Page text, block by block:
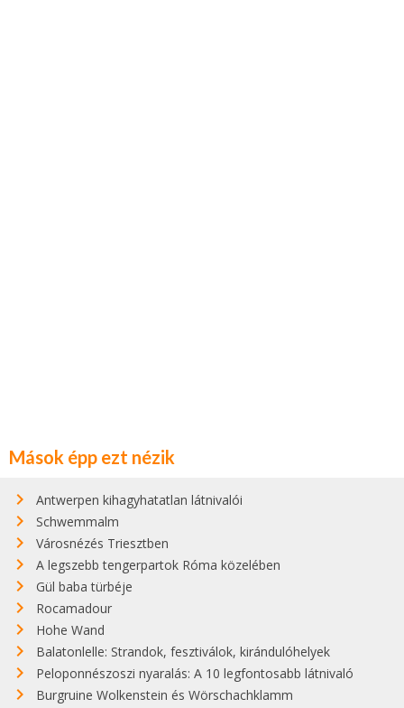
Mások épp ezt nézik
Antwerpen kihagyhatatlan látnivalói
Schwemmalm
Városnézés Triesztben
A legszebb tengerpartok Róma közelében
Gül baba türbéje
Rocamadour
Hohe Wand
Balatonlelle: Strandok, fesztiválok, kirándulóhelyek
Peloponnészoszi nyaralás: A 10 legfontosabb látnivaló
Burgruine Wolkenstein és Wörschachklamm